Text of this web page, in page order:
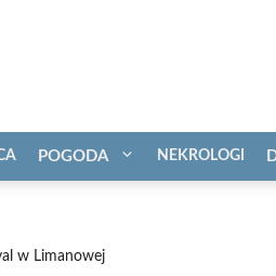
POGODA NEKROLOGI
w Limanowej